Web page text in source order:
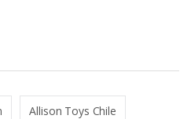
Allison Toys Chile